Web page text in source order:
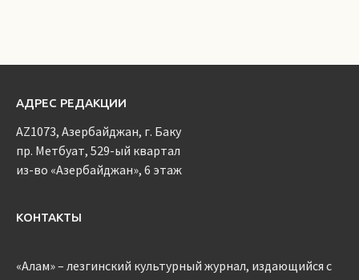
АДРЕС РЕДАКЦИИ
AZ1073, Азербайджан, г. Баку
пр. Метбуат, 529-ый квартал
из-во «Азербайджан», 6 этаж
КОНТАКТЫ
«Алам» – лезгинский культурный журнал, издающийся с